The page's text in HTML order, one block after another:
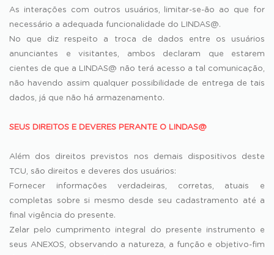
As interações com outros usuários, limitar-se-ão ao que for
necessário a adequada funcionalidade do LINDAS@.
No que diz respeito a troca de dados entre os usuários
anunciantes e visitantes, ambos declaram que estarem
cientes de que a LINDAS@ não terá acesso a tal comunicação,
não havendo assim qualquer possibilidade de entrega de tais
dados, já que não há armazenamento.
SEUS DIREITOS E DEVERES PERANTE O LINDAS@
Além dos direitos previstos nos demais dispositivos deste
TCU, são direitos e deveres dos usuários:
Fornecer informações verdadeiras, corretas, atuais e
completas sobre si mesmo desde seu cadastramento até a
final vigência do presente.
Zelar pelo cumprimento integral do presente instrumento e
seus ANEXOS, observando a natureza, a função e objetivo-fim